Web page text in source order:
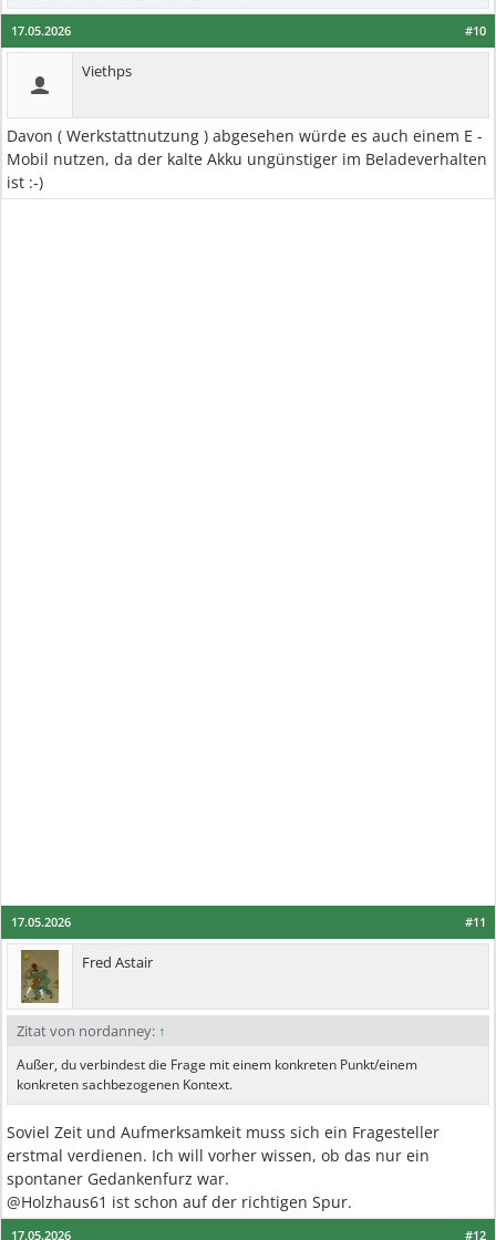
#10
17.05.2026
Viethps
Davon ( Werkstattnutzung ) abgesehen würde es auch einem E -
Mobil nutzen, da der kalte Akku ungünstiger im Beladeverhalten
ist :-)
#11
17.05.2026
Fred Astair
Zitat von nordanney: ↑
Außer, du verbindest die Frage mit einem konkreten Punkt/einem
konkreten sachbezogenen Kontext.
Soviel Zeit und Aufmerksamkeit muss sich ein Fragesteller
erstmal verdienen. Ich will vorher wissen, ob das nur ein
spontaner Gedankenfurz war.
@Holzhaus61 ist schon auf der richtigen Spur.
#12
17.05.2026